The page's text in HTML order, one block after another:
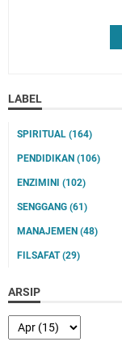
LABEL
SPIRITUAL (164)
PENDIDIKAN (106)
ENZIMINI (102)
SENGGANG (61)
MANAJEMEN (48)
FILSAFAT(29)
ARSIP